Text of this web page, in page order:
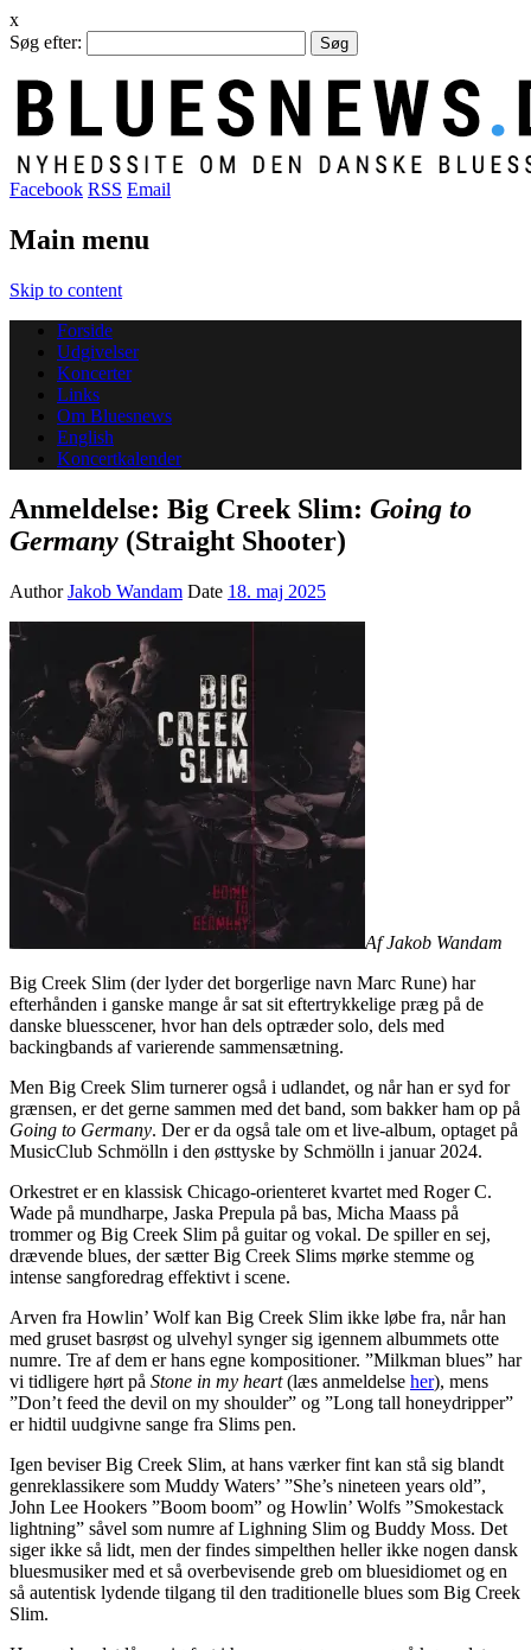
x
Søg efter:
Facebook RSS Email
Main menu
Skip to content
Forside
Udgivelser
Koncerter
Links
Om Bluesnews
English
Koncertkalender
Anmeldelse: Big Creek Slim: Going to
Germany (Straight Shooter)
AuthorJakob Wandam Date 18. maj 2025
Af Jakob Wandam
Big Creek Slim (der lyder det borgerlige navn Marc Rune) har
efterhånden i ganske mange år sat sit eftertrykkelige præg på de
danske bluesscener, hvor han dels optræder solo, dels med
backingbands af varierende sammensætning.
Men Big Creek Slim turnerer også i udlandet, og når han er syd for
grænsen, er det gerne sammen med det band, som bakker ham op på
Going to Germany. Der er da også tale om et live-album, optaget på
MusicClub Schmölln i den østtyske by Schmölln i januar 2024.
Orkestret er en klassisk Chicago-orienteret kvartet med Roger C.
Wade på mundharpe, Jaska Prepula på bas, Micha Maass på
trommer og Big Creek Slim på guitar og vokal. De spiller en sej,
drævende blues, der sætter Big Creek Slims mørke stemme og
intense sangforedrag effektivt i scene.
Arven fra Howlin’ Wolf kan Big Creek Slim ikke løbe fra, når han
med gruset basrøst og ulvehyl synger sig igennem albummets otte
numre. Tre af dem er hans egne kompositioner. ”Milkman blues” har
vi tidligere hørt på Stone in my heart(læs anmeldelse her), mens
”Don’t feed the devil on my shoulder” og ”Long tall honeydripper”
er hidtil uudgivne sange fra Slims pen.
Igen beviser Big Creek Slim, at hans værker fint kan stå sig blandt
genreklassikere som Muddy Waters’ ”She’s nineteen years old”,
John Lee Hookers ”Boom boom” og Howlin’ Wolfs ”Smokestack
lightning” såvel som numre af Lighning Slim og Buddy Moss. Det
siger ikke så lidt, men der findes simpelthen heller ikke nogen dansk
bluesmusiker med et så overbevisende greb om bluesidiomet og en
så autentisk lydende tilgang til den traditionelle blues som Big Creek
Slim.